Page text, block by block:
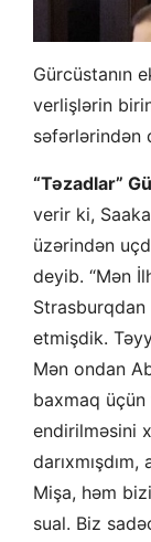
Gürcüstanın
verlişlərin
səfərlərindən
“Təzadlar”
verir ki,
üzərindən
deyib. “Mən
Strasburqdan
etmişdik.
Mən ondan
baxmaq
endirilməsini
Mişa, həm
sual. Biz